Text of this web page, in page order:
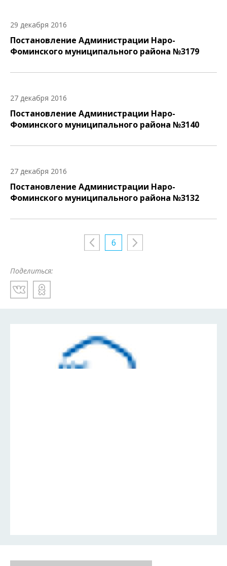
29 декабря 2016
Постановление Администрации Наро-
Фоминского муниципального района №3179
27 декабря 2016
Постановление Администрации Наро-
Фоминского муниципального района №3140
27 декабря 2016
Постановление Администрации Наро-
Фоминского муниципального района №3132
6
Поделиться: